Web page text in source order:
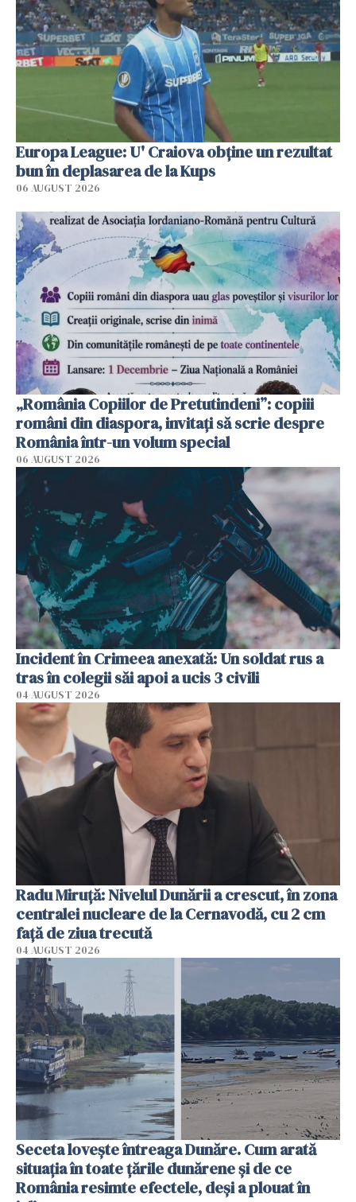
Europa League: U' Craiova obține un rezultat
bun în deplasarea de la Kups
06 AUGUST 2026
„România Copiilor de Pretutindeni”: copiii
români din diaspora, invitați să scrie despre
România într-un volum special
06 AUGUST 2026
Incident în Crimeea anexată: Un soldat rus a
tras în colegii săi apoi a ucis 3 civili
04 AUGUST 2026
Radu Miruţă: Nivelul Dunării a crescut, în zona
centralei nucleare de la Cernavodă, cu 2 cm
faţă de ziua trecută
04 AUGUST 2026
Seceta lovește întreaga Dunăre. Cum arată
situația în toate țările dunărene și de ce
România resimte efectele, deși a plouat în